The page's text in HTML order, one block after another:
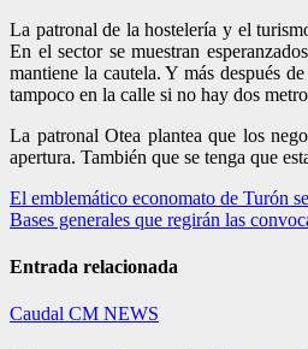
La patronal de la hostelería y el
En el sector se muestran
mantiene la cautela. Y más después
tampoco en la calle si no hay dos
La patronal Otea plantea que los
apertura. También que se tenga que
Navegación
de
entradas
El emblemático economato de Turón
Bases generales que regirán las
Entrada relacionada
Caudal CM NEWS